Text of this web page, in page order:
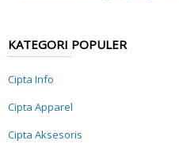
KATEGORI POPULER
Cipta Info
Cipta Apparel
Cipta Aksesoris